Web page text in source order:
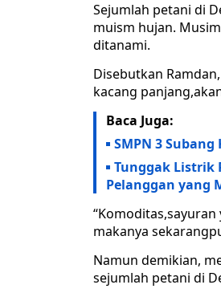
Sejumlah petani di
muism hujan.
ditanami.
Disebutkan
kacang
Baca Juga:
SMPN 3
Tunggak Listrik
Pelanggan yang
makanya
Namun demikian,
sejumlah petani di